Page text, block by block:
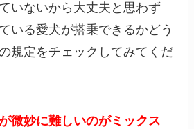
いないから大丈夫と思わず
いる愛犬が搭乗できるかどう
規定をチェックしてみてくだ
微妙に難しいのがミックス